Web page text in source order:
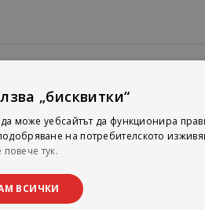
„бисквитки“
може уебсайтът да функционира
на потребителското
повече тук.
ВСИЧКИ